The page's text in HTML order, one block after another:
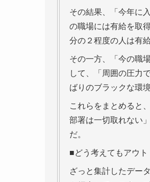
その結果、「今年に
の職場には有給を取
分の２程度の人は有
その一方、「今の職
して、「周囲の圧力
ばりのブラックな環
これらをまとめると
部署は一切取れない
だ。
■どう考えてもアウ
ざっと集計したデー